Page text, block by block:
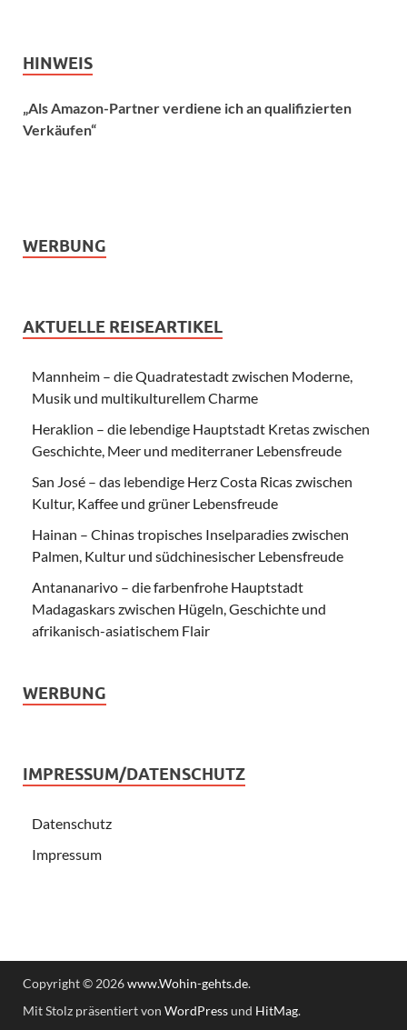
HINWEIS
„Als Amazon-Partner verdiene ich an qualifizierten
Verkäufen“
WERBUNG
AKTUELLE REISEARTIKEL
Mannheim – die Quadratestadt zwischen Moderne,
Musik und multikulturellem Charme
Heraklion – die lebendige Hauptstadt Kretas zwischen
Geschichte, Meer und mediterraner Lebensfreude
San José – das lebendige Herz Costa Ricas zwischen
Kultur, Kaffee und grüner Lebensfreude
Hainan – Chinas tropisches Inselparadies zwischen
Palmen, Kultur und südchinesischer Lebensfreude
Antananarivo – die farbenfrohe Hauptstadt
Madagaskars zwischen Hügeln, Geschichte und
afrikanisch-asiatischem Flair
WERBUNG
IMPRESSUM/DATENSCHUTZ
Datenschutz
Impressum
Copyright © 2026www.Wohin-gehts.de.
Mit Stolz präsentiert von WordPressund HitMag.